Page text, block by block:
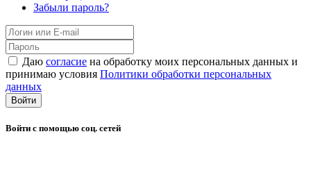
Забыли пароль?
Даю согласие на обработку моих персональных данных и
принимаю условия Политики обработки персональных
данных
Войти
Войти с помощью соц. сетей